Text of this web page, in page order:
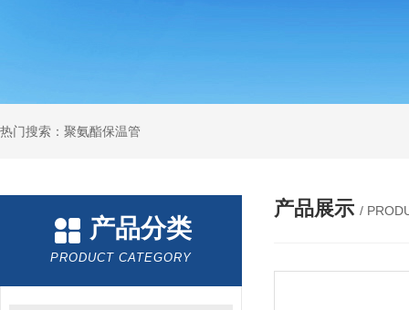
热门搜索：聚氨酯保温管
产品分类
PRODUCT CATEGORY
产品展示 /